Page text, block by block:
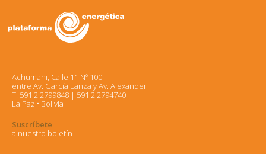
Achumani, Calle 11 Nº 100
entre Av. García Lanza y Av. Alexander
T: 591 2 2799848 | 591 2 2794740
La Paz • Bolivia
Suscríbete
a nuestro boletín